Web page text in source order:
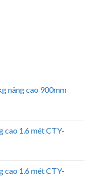
nâng cao 900mm
cao 1.6 mét CTY-
cao 1.6 mét CTY-